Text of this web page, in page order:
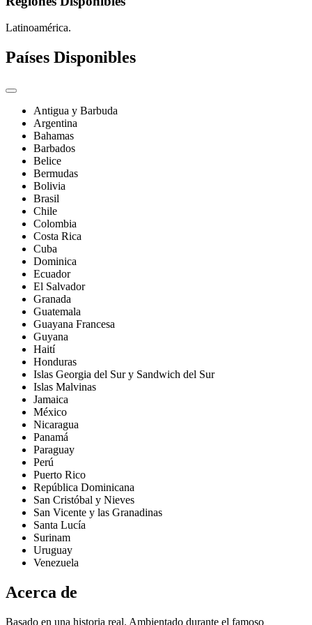
Latinoamérica.
Países Disponibles
Antigua y Barbuda
Argentina
Bahamas
Barbados
Belice
Bermudas
Bolivia
Brasil
Chile
Colombia
Costa Rica
Cuba
Dominica
Ecuador
El Salvador
Granada
Guatemala
Guayana Francesa
Guyana
Haití
Honduras
Islas Georgia del Sur y Sandwich del Sur
Islas Malvinas
Jamaica
México
Nicaragua
Panamá
Paraguay
Perú
Puerto Rico
República Dominicana
San Cristóbal y Nieves
San Vicente y las Granadinas
Santa Lucía
Surinam
Uruguay
Venezuela
Acerca de
Basado en una historia real. Ambientado durante el famoso